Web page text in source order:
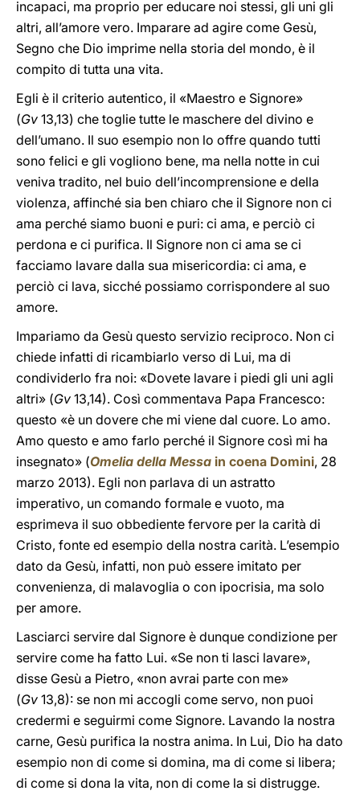
incapaci, ma proprio per educare noi stessi, gli uni gli
altri, all’amore vero. Imparare ad agire come Gesù,
Segno che Dio imprime nella storia del mondo, è il
compito di tutta una vita.
Egli è il criterio autentico, il «Maestro e Signore»
(Gv 13,13) che toglie tutte le maschere del divino e
dell’umano. Il suo esempio non lo offre quando tutti
sono felici e gli vogliono bene, ma nella notte in cui
veniva tradito, nel buio dell’incomprensione e della
violenza, affinché sia ben chiaro che il Signore non ci
ama perché siamo buoni e puri: ci ama, e perciò ci
perdona e ci purifica. Il Signore non ci ama se ci
facciamo lavare dalla sua misericordia: ci ama, e
perciò ci lava, sicché possiamo corrispondere al suo
amore.
Impariamo da Gesù questo servizio reciproco. Non ci
chiede infatti di ricambiarlo verso di Lui, ma di
condividerlo fra noi: «Dovete lavare i piedi gli uni agli
altri» (Gv 13,14). Così commentava Papa Francesco:
questo «è un dovere che mi viene dal cuore. Lo amo.
Amo questo e amo farlo perché il Signore così mi ha
insegnato» (Omelia della Messa in coena Domini, 28
marzo 2013). Egli non parlava di un astratto
imperativo, un comando formale e vuoto, ma
esprimeva il suo obbediente fervore per la carità di
Cristo, fonte ed esempio della nostra carità. L’esempio
dato da Gesù, infatti, non può essere imitato per
convenienza, di malavoglia o con ipocrisia, ma solo
per amore.
Lasciarci servire dal Signore è dunque condizione per
servire come ha fatto Lui. «Se non ti lasci lavare»,
disse Gesù a Pietro, «non avrai parte con me»
(Gv 13,8): se non mi accogli come servo, non puoi
credermi e seguirmi come Signore. Lavando la nostra
carne, Gesù purifica la nostra anima. In Lui, Dio ha dato
esempio non di come si domina, ma di come si libera;
di come si dona la vita, non di come la si distrugge.